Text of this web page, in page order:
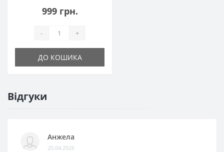
999 грн.
- +
ДО КОШИКА
Відгуки
Анжела
20.04.2026